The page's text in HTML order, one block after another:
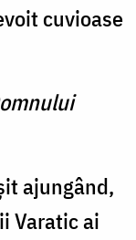
cuvioase
ajungând,
Varatic ai